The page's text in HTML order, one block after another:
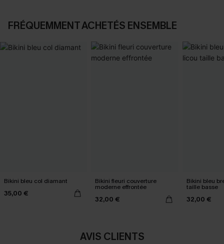
FRÉQUEMMENT ACHETÉS ENSEMBLE
Bikini bleu col diamant
35,00 €
Bikini fleuri couverture
moderne effrontée
32,00 €
Bikini bleu
taille basse
32,00 €
AVIS CLIENTS